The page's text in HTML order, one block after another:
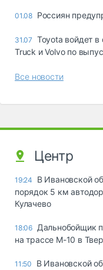
01.08 Россиян
31.07 Toyota войдет в
Truck и Volvo по
Все новости
Центр
19:24
В Ивановской
порядок 5 км
Кулачево
18:06 Дальнобойщик
на трассе М-10 в
11:50
В Ивановской